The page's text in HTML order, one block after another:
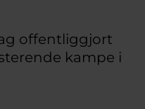
offentliggjort
kampe i